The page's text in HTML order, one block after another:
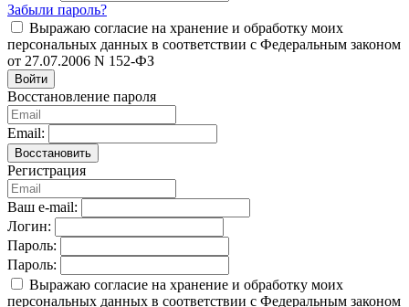
Забыли пароль?
Выражаю согласие на хранение и обработку моих
персональных данных в соответствии с Федеральным законом
от 27.07.2006 N 152-ФЗ
Войти
Восстановление пароля
Email:
Восстановить
Регистрация
Ваш e-mail:
Логин:
Пароль:
Пароль:
Выражаю согласие на хранение и обработку моих
персональных данных в соответствии с Федеральным законом